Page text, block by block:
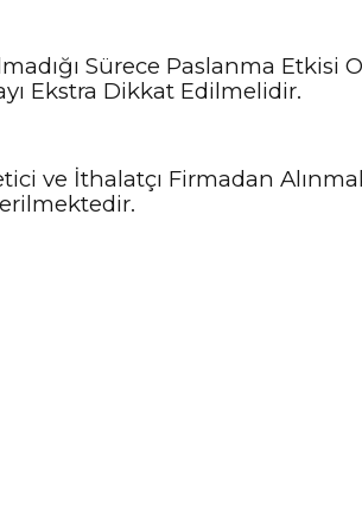
Sürece Paslanma
Ekstra Dikkat Edilmelidir.
ve İthalatçı Firmadan